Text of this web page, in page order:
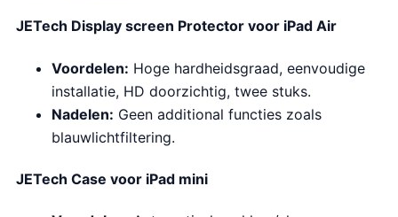
JETech Display screen Protector voor iPad Air
Voordelen: Hoge hardheidsgraad, eenvoudige
installatie, HD doorzichtig, twee stuks.
Nadelen: Geen additional functies zoals
blauwlichtfiltering.
JETech Case voor iPad mini